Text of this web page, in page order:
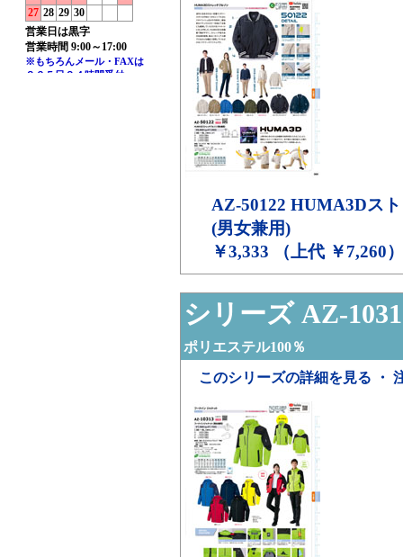
AZ-50122 HUMA3Dス
(男女兼用)
￥3,333 （上代 ￥7,260）
シリーズ AZ-
ポリエステル100％
このシリーズの詳細を見る ・